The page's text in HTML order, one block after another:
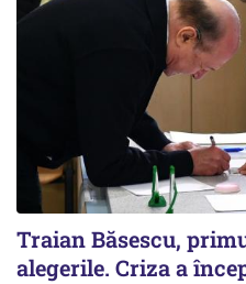
Traian Băsescu,
alegerile. Criza a